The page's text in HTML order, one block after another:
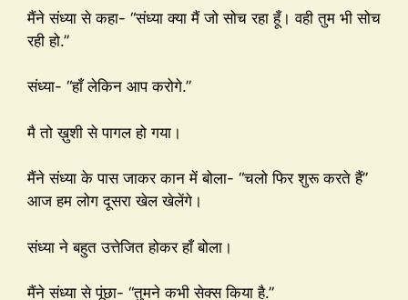
मैंने संध्या से कहा- “संध्या क्या मैं जो सोच रहा हूँ। वही तुम भी सोच
रही हो.”
संध्या- “हाँ लेकिन आप करोगे.”
मै तो ख़ुशी से पागल हो गया।
मैंने संध्या के पास जाकर कान में बोला- “चलो फिर शुरू करते हैं”
आज हम लोग दूसरा खेल खेलेंगे।
संध्या ने बहुत उत्तेजित होकर हाँ बोला।
मैंने संध्या से पूंछा- “तुमने कभी सेक्स किया है.”